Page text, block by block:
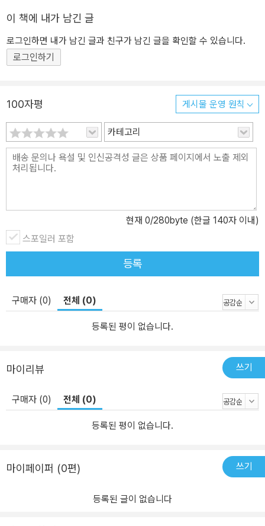
이 책에 내가 남긴 글
로그인하면 내가 남긴 글과 친구가 남긴 글을 확인할 수 있습니다.
로그인하기
100자평 게시물 운영 원칙
카테고리
현재 0/280byte (한글 140자 이내)
스포일러 포함
등록
구매자 (0) 전체 (0)
등록된 평이 없습니다.
마이리뷰 쓰기
구매자 (0) 전체 (0)
등록된 평이 없습니다.
마이페이퍼 (0편) 쓰기
등록된 글이 없습니다